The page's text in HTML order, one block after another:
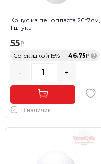
Конус из пенопласта 20*7см,
1 штука
55
Со скидкой 15% — 46.75 ?
- +
В наличии